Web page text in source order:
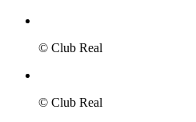
© Club Real
© Club Real